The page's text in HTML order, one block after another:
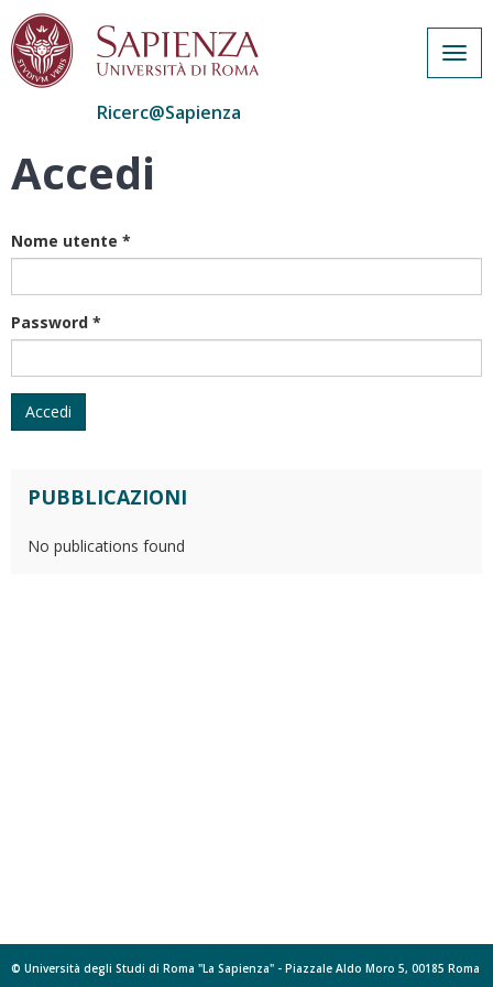
Salta
Ricerc@Sapienza
Accedi
Nome utente *
Password *
Accedi
PUBBLICAZIONI
No publications found
© Università degli Studi di Roma "La Sapienza" - Piazzale Aldo Moro 5, 00185 Roma